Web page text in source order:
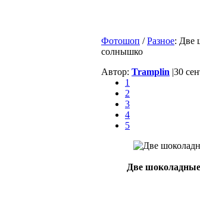
Фотошоп /Разное: Две
солнышко
Автор: Tramplin |30
1
2
3
4
5
Две